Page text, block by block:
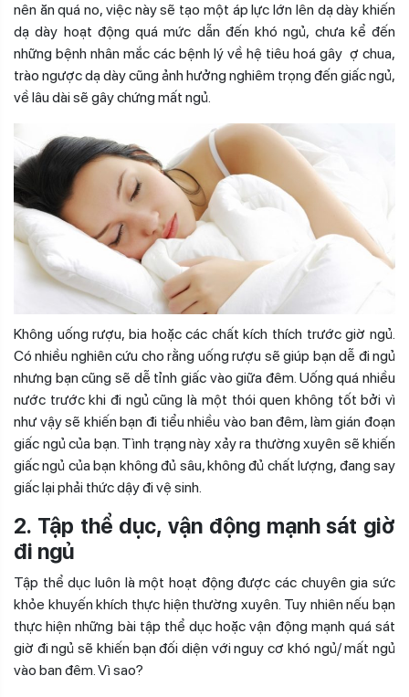
nên ăn quá no, việc này sẽ tạo một áp lực lớn lên dạ dày khiến
dạ dày hoạt động quá mức dẫn đến khó ngủ, chưa kể đến
những bệnh nhân mắc các bệnh lý về hệ tiêu hoá gây ợ chua,
trào ngược dạ dày cũng ảnh hưởng nghiêm trọng đến giấc ngủ,
về lâu dài sẽ gây chứng mất ngủ.
Không uống rượu, bia hoặc các chất kích thích trước giờ ngủ.
Có nhiều nghiên cứu cho rằng uống rượu sẽ giúp bạn dễ đi ngủ
nhưng bạn cũng sẽ dễ tỉnh giấc vào giữa đêm. Uống quá nhiều
nước trước khi đi ngủ cũng là một thói quen không tốt bởi vì
như vậy sẽ khiến bạn đi tiểu nhiều vào ban đêm, làm gián đoạn
giấc ngủ của bạn. Tình trạng này xảy ra thường xuyên sẽ khiến
giấc ngủ của bạn không đủ sâu, không đủ chất lượng, đang say
giấc lại phải thức dậy đi vệ sinh.
2. Tập thể dục, vận động mạnh sát giờ
đi ngủ
Tập thể dục luôn là một hoạt động được các chuyên gia sức
khỏe khuyến khích thực hiện thường xuyên. Tuy nhiên nếu bạn
thực hiện những bài tập thể dục hoặc vận động mạnh quá sát
giờ đi ngủ sẽ khiến bạn đối diện với nguy cơ khó ngủ/ mất ngủ
vào ban đêm. Vì sao?